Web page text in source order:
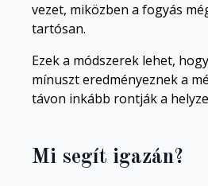
vezet, miközben a fogyás
tartósan.
Ezek a módszerek lehet,
mínuszt eredményeznek a
távon inkább rontják a
Mi segít igazán?